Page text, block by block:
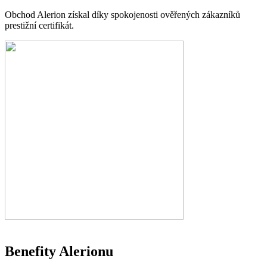
Obchod Alerion získal díky spokojenosti ověřených zákazníků
prestižní certifikát.
Benefity Alerionu